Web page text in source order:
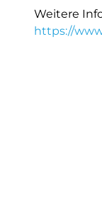
Weitere
https://